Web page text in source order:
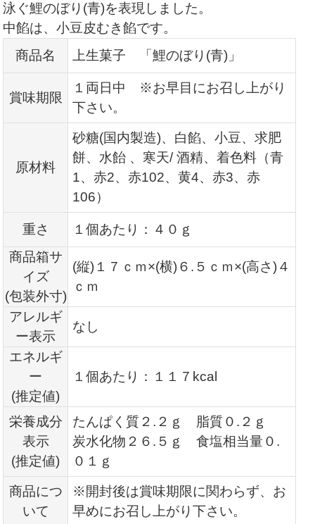
泳ぐ鯉のぼり(青)を表現しました。
中餡は、小豆皮むき餡です。
商品名
上生菓子 「鯉のぼり(青)」
賞味期限
１両日中 ※お早目にお召し上がり
下さい。
原材料
砂糖(国内製造)、白餡、小豆、求肥
餅、水飴 、寒天/ 酒精、着色料（青
1、赤2、赤102、黄4、赤3、赤
106）
重さ
１個あたり：４０ｇ
商品箱サ
イズ
(包装外寸)
(縦)１７ｃｍ×(横)６. ５ｃｍ×(高さ)４
ｃｍ
アレルギ
ー表示
なし
エネルギ
ー
(推定値)
１個あたり：１１７kcal
栄養成分
表示
(推定値)
たんぱく質２.２ｇ 脂質０.２ｇ
炭水化物２６.５ｇ 食塩相当量０.
０１ｇ
商品につ
いて
※開封後は賞味期限に関わらず、お
早めにお召し上がり下さい。